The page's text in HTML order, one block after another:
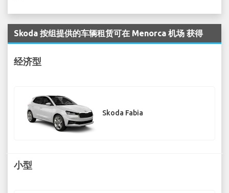
Skoda 按组提供的车辆租赁可在 Menorca 机场 获得
经济型
Skoda Fabia
小型